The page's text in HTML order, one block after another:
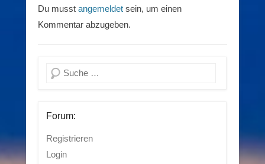
Du musst angemeldet sein, um einen
Kommentar abzugeben.
Suchen
Forum:
Registrieren
Login